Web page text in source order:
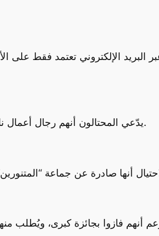
البريد الإلكتروني تعتمد فقط
– يدّعي المحتالون أنهم رجال أعمال ناجحون يبحثون عن شركاء استثماريين، ويطلبون دفع رسوم قانونية أو إدارية لإتمام الصفقة.